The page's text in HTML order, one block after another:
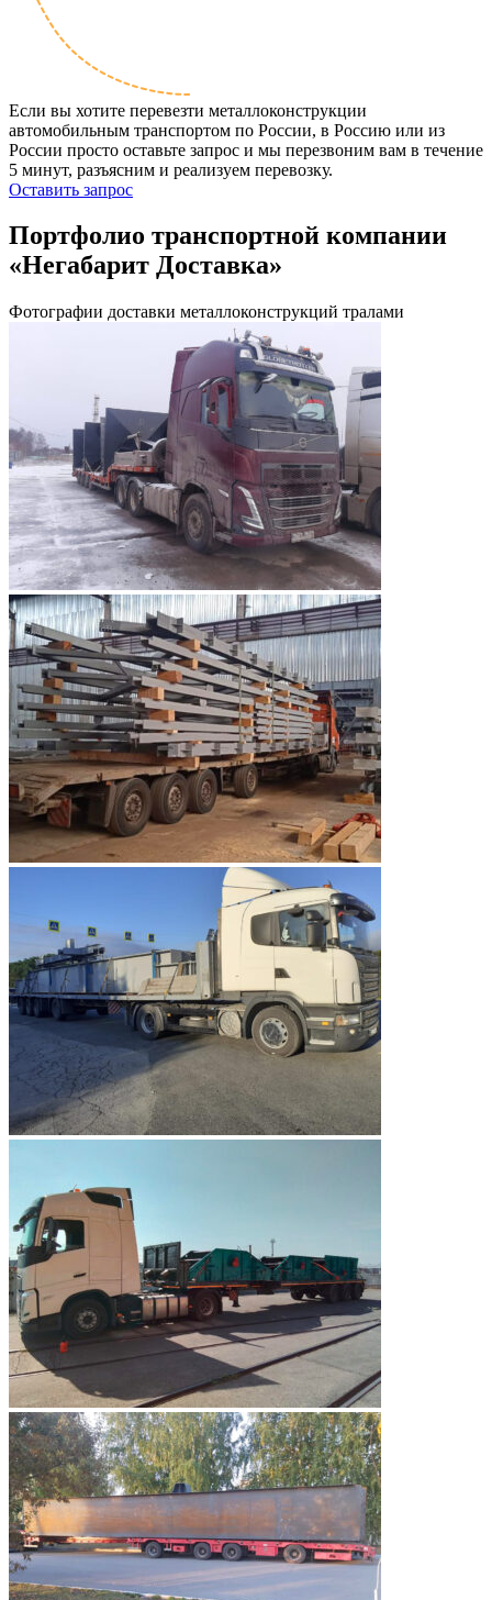
Если вы хотите перевезти металлоконструкции
автомобильным транспортом по России, в Россию или из
России просто оставьте запрос и мы перезвоним вам в течение
5 минут, разъясним и реализуем перевозку.
Оставить запрос
Портфолио транспортной компании
«Негабарит Доставка»
Фотографии доставки металлоконструкций тралами